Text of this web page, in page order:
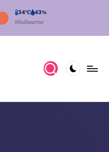
34°C 43%
Ηλιόλουστος